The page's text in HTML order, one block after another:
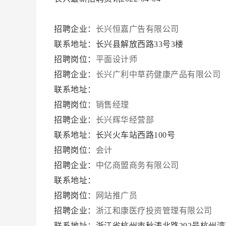
招聘企业： 长兴恒嘉广告有限公司
联系地址：长兴县解放西路33号3楼
招聘岗位： 平面设计师
招聘企业： 长兴广利中草药健康产品有限公司
联系地址：
招聘岗位： 销售经理
招聘企业： 长兴辉华经营部
联系地址：长兴火车站西路100号
招聘岗位： 会计
招聘企业： 中亿商盟商务有限公司
联系地址：
招聘岗位：
网站推广员
招聘企业： 浙江和康医疗投资管理有限公司